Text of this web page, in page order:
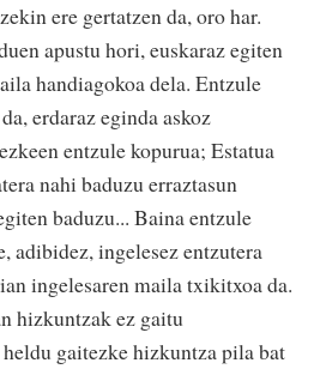
ere gertatzen da, oro har.
apustu hori, euskaraz egiten
handiagokoa dela. Entzule
erdaraz eginda askoz
entzule kopurua; Estatua
nahi baduzu erraztasun
baduzu... Baina entzule
adibidez, ingelesez entzutera
ingelesaren maila txikitxoa da.
hizkuntzak ez gaitu
gaitezke hizkuntza pila bat